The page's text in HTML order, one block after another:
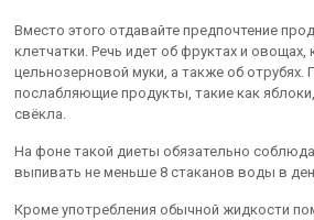
Вместо этого отдавайте предпочтение
клетчатки. Речь идет об фруктах и овощах,
цельнозерновой муки, а также об отрубях.
послабляющие продукты, такие как
свёкла.
На фоне такой диеты обязательно
выпивать не меньше 8 стаканов воды в
Кроме употребления обычной жидкости